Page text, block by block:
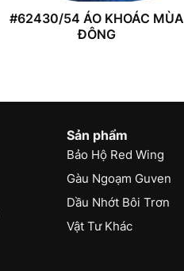
#62430/54 ÁO KHOÁC MÙA
ĐÔNG
Sản phẩm
Bảo Hộ Red Wing
Gàu Ngoạm Guven
Dầu Nhớt Bôi Trơn
Vật Tư Khác